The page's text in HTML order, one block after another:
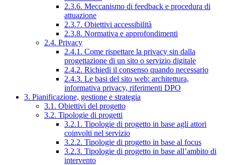
2.3.6. Meccanismo di feedback e procedura di
attuazione
2.3.7. Obiettivi accessibilità
2.3.8. Normativa e approfondimenti
2.4. Privacy
2.4.1. Come rispettare la privacy sin dalla
progettazione di un sito o servizio digitale
2.4.2. Richiedi il consenso quando necessario
2.4.3. Le basi del sito web: architettura,
informativa privacy, riferimenti DPO
3. Pianificazione, gestione e strategia
3.1. Obiettivi del progetto
3.2. Tipologie di progetti
3.2.1. Tipologie di progetto in base agli attori
coinvolti nel servizio
3.2.2. Tipologie di progetto in base al focus
3.2.3. Tipologie di progetto in base all’ambito di
intervento